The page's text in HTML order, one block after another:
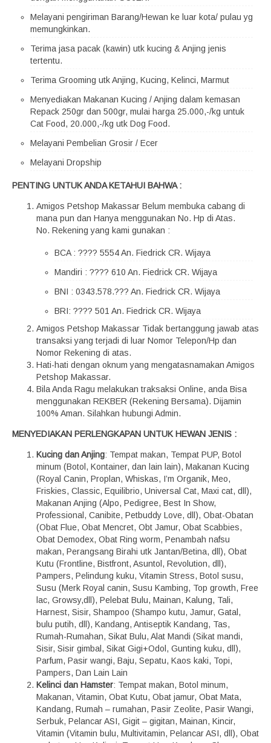
Melayani pengiriman Barang/Hewan ke luar kota/ pulau yg
memungkinkan.
Terima jasa pacak (kawin) utk kucing & Anjing jenis
tertentu.
Terima Grooming utk Anjing, Kucing, Kelinci, Marmut
Menyediakan Makanan Kucing / Anjing dalam kemasan
Repack 250gr dan 500gr, mulai harga 25.000,-/kg untuk
Cat Food, 20.000,-/kg utk Dog Food.
Melayani Pembelian Grosir / Ecer
Melayani Dropship
PENTING UNTUK ANDA KETAHUI BAHWA :
Amigos Petshop Makassar Belum membuka cabang di
mana pun dan Hanya menggunakan No. Hp di Atas.
No. Rekening yang kami gunakan :
BCA : ???? 5554 An. Fiedrick CR. Wijaya
Mandiri : ???? 610 An. Fiedrick CR. Wijaya
BNI : 0343.578.??? An. Fiedrick CR. Wijaya
BRI: ???? 501 An. Fiedrick CR. Wijaya
Amigos Petshop Makassar Tidak bertanggung jawab atas
transaksi yang terjadi di luar Nomor Telepon/Hp dan
Nomor Rekening di atas.
Hati-hati dengan oknum yang mengatasnamakan Amigos
Petshop Makassar.
Bila Anda Ragu melakukan traksaksi Online, anda Bisa
menggunakan REKBER (Rekening Bersama). Dijamin
100% Aman. Silahkan hubungi Admin.
MENYEDIAKAN PERLENGKAPAN UNTUK HEWAN JENIS :
Kucing dan Anjing: Tempat makan, Tempat PUP, Botol
minum (Botol, Kontainer, dan lain lain), Makanan Kucing
(Royal Canin, Proplan, Whiskas, I’m Organik, Meo,
Friskies, Classic, Equilibrio, Universal Cat, Maxi cat, dll),
Makanan Anjing (Alpo, Pedigree, Best In Show,
Professional, Canibite, Petbuddy Love, dll), Obat-Obatan
(Obat Flue, Obat Mencret, Obt Jamur, Obat Scabbies,
Obat Demodex, Obat Ring worm, Penambah nafsu
makan, Perangsang Birahi utk Jantan/Betina, dll), Obat
Kutu (Frontline, Bistfront, Asuntol, Revolution, dll),
Pampers, Pelindung kuku, Vitamin Stress, Botol susu,
Susu (Merk Royal canin, Susu Kambing, Top growth, Free
lac, Growsy,dll), Pelebat Bulu, Mainan, Kalung, Tali,
Harnest, Sisir, Shampoo (Shampo kutu, Jamur, Gatal,
bulu putih, dll), Kandang, Antiseptik Kandang, Tas,
Rumah-Rumahan, Sikat Bulu, Alat Mandi (Sikat mandi,
Sisir, Sisir gimbal, Sikat Gigi+Odol, Gunting kuku, dll),
Parfum, Pasir wangi, Baju, Sepatu, Kaos kaki, Topi,
Pampers, Dan Lain Lain
Kelinci dan Hamster: Tempat makan, Botol minum,
Makanan, Vitamin, Obat Kutu, Obat jamur, Obat Mata,
Kandang, Rumah – rumahan, Pasir Zeolite, Pasir Wangi,
Serbuk, Pelancar ASI, Gigit – gigitan, Mainan, Kincir,
Vitamin (Vitamin bulu, Multivitamin, Pelancar ASI, dll), Obat